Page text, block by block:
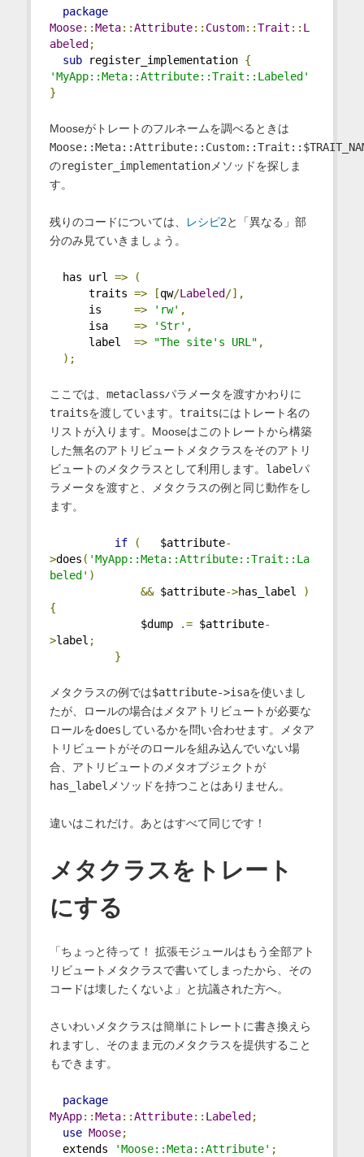
package
Moose::Meta::Attribute:: Custom::Trait :: L
abeled ;
sub register_implementation {
'MyApp::Meta::Attribute::Trait::Labeled'
}
Mooseがトレートのフルネームを調べるときは
のregister_implementationメソッドを探しま
す。
残りのコードについては、 レシピ2と「異なる」部
分のみ見ていきましょう。
has url =>
(
traits => [qw/Labeled/],
is => 'rw' ,
isa => 'Str' ,
label => "The site's URL" ,
);
ここでは、 metaclassパラメータを渡すかわりに
traitsを渡しています。 traitsにはトレート名の
リストが入ります。Mooseはこのトレートから構築
した無名のアトリビュートメタクラスをそのアトリ
ビュートのメタクラスとして利用します。 labelパ
ラメータを渡すと、メタクラスの例と同じ動作をし
ます。
if ( $attribute-
>does ( 'MyApp::Meta::Attribute::Trait::La
beled' )
&& $attribute->has_label
)
{
$dump
.= $attribute-
>label ;
}
メタクラスの例では$attribute->isaを使いまし
たが、ロールの場合はメタアトリビュートが必要な
ロールをdoes しているかを問い合わせます。メタア
トリビュートがそのロールを組み込んでいない場
合、アトリビュートのメタオブジェクトが
has_labelメソッドを持つことはありません。
違いはこれだけ。あとはすべて同じです！
メタクラスをトレート
にする
「ちょっと待って！ 拡張モジュールはもう全部アト
リビュートメタクラスで書いてしまったから、その
コードは壊したくないよ」と抗議された方へ。
さいわいメタクラスは簡単にトレートに書き換えら
れますし、そのまま元のメタクラスを提供すること
もできます。
package
MyApp::Meta::Attribute:: Labeled ;
use Moose;
extends
'Moose::Meta::Attribute' ;